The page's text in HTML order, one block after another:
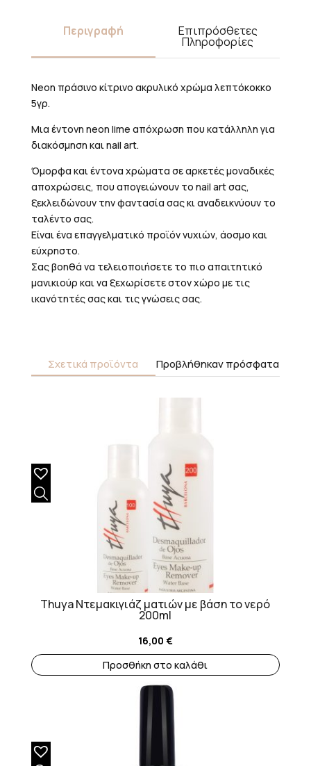
Περιγραφή Επιπρόσθετες
Πληροφορίες
Neon πράσινο κίτρινο ακρυλικό χρώμα λεπτόκοκκο
5γρ.
Μια έντονη neon lime απόχρωση που κατάλληλη για
διακόσμηση και nail art.
Όμορφα και έντονα χρώματα σε αρκετές μοναδικές
αποχρώσεις, που απογειώνουν το nail art σας,
ξεκλειδώνουν την φαντασία σας κι αναδεικνύουν το
ταλέντο σας.
Είναι ένα επαγγελματικό προϊόν νυχιών, άοσμο και
εύχρηστο.
Σας βοηθά να τελειοποιήσετε το πιο απαιτητικό
μανικιούρ και να ξεχωρίσετε στον χώρο με τις
ικανότητές σας και τις γνώσεις σας.
Σχετικά προϊόντα Προβλήθηκαν πρόσφατα
Thuya Ντεμακιγιάζ ματιών με βάση το νερό
200ml
16,00 €
Προσθήκη στο καλάθι